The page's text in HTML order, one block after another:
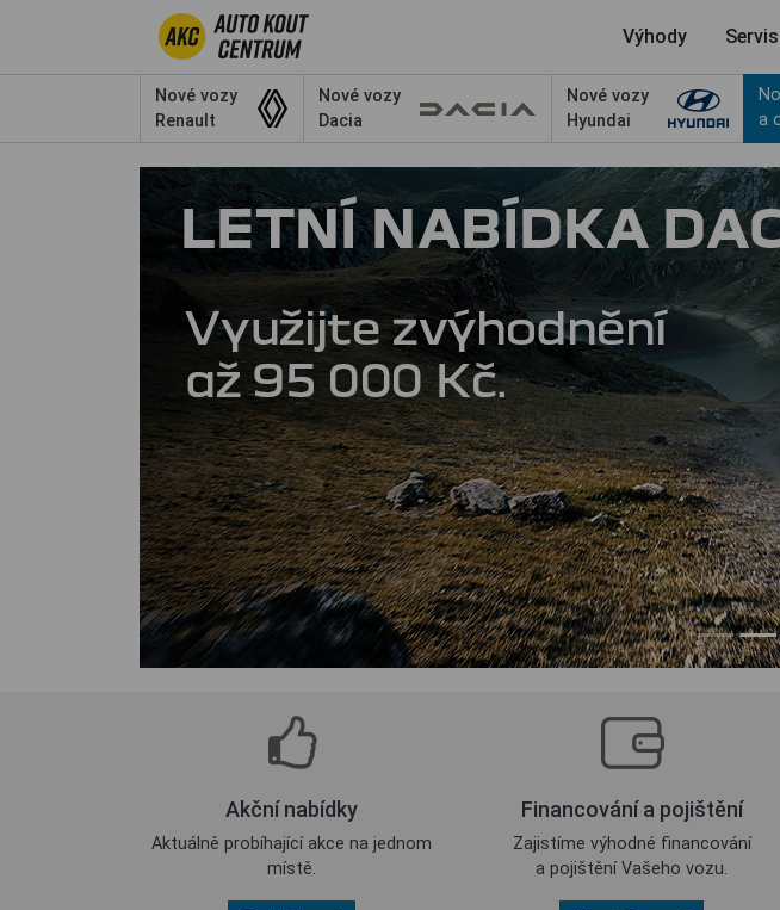
Výhody Servis
Nové vozy
Renault
Nové vozy
Dacia
Nové vozy
Hyundai
a
Akční nabídky
Aktuálně probíhající akce na jednom
místě.
Financování a pojištění
Zajistíme výhodné financování
a pojištění Vašeho vozu.